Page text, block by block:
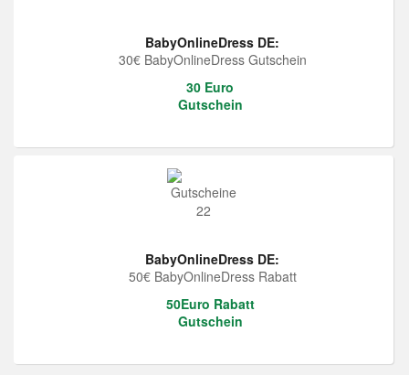
BabyOnlineDress DE:
30€ BabyOnlineDress Gutschein
30 Euro
Gutschein
BabyOnlineDress DE:
50€ BabyOnlineDress Rabatt
50Euro Rabatt
Gutschein